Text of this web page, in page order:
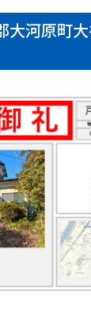
大河原町